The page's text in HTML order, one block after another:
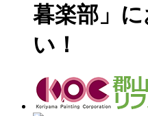
暮楽部」
い！